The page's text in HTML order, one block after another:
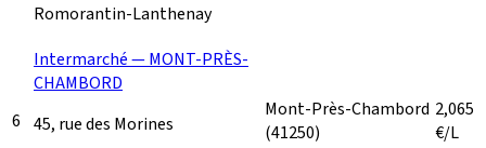
Romorantin-Lanthenay
6
Intermarché — MONT-PRÈS-
CHAMBORD
45, rue des Morines
Mont-Près-Chambord
(41250)
2,065
€/L